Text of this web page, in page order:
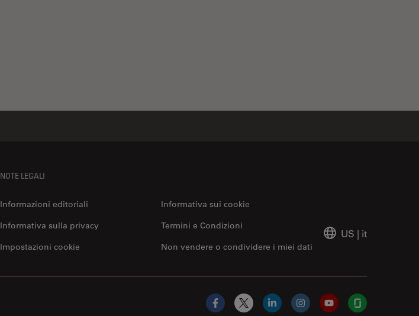
NOTE LEGALI
Informazioni editoriali
Informativa sui cookie
Informativa sulla privacy
Non vendere o condividere i miei dati
Termini e Condizioni
Impostazioni cookie
US | it
Facebook
X LinkedInInstagramYouTubeGlassdoor